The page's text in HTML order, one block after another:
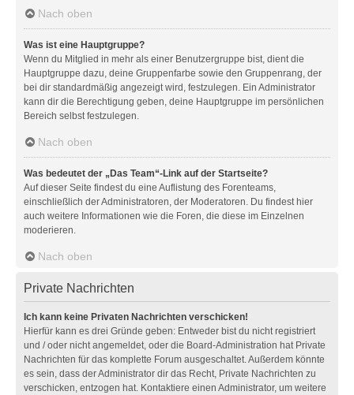
Nach oben
Was ist eine Hauptgruppe?
Wenn du Mitglied in mehr als einer Benutzergruppe bist, dient die
Hauptgruppe dazu, deine Gruppenfarbe sowie den Gruppenrang, der
bei dir standardmäßig angezeigt wird, festzulegen. Ein Administrator
kann dir die Berechtigung geben, deine Hauptgruppe im persönlichen
Bereich selbst festzulegen.
Nach oben
Was bedeutet der „Das Team“-Link auf der Startseite?
Auf dieser Seite findest du eine Auflistung des Forenteams,
einschließlich der Administratoren, der Moderatoren. Du findest hier
auch weitere Informationen wie die Foren, die diese im Einzelnen
moderieren.
Nach oben
Private Nachrichten
Ich kann keine Privaten Nachrichten verschicken!
Hierfür kann es drei Gründe geben: Entweder bist du nicht registriert
und / oder nicht angemeldet, oder die Board-Administration hat Private
Nachrichten für das komplette Forum ausgeschaltet. Außerdem könnte
es sein, dass der Administrator dir das Recht, Private Nachrichten zu
verschicken, entzogen hat. Kontaktiere einen Administrator, um weitere